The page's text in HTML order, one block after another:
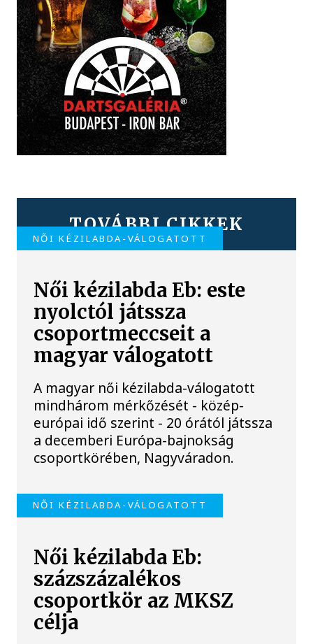
TOVÁBBI CIKKEK
NŐI KÉZILABDA-VÁLOGATOTT
Női kézilabda Eb: este
nyolctól játssza
csoportmeccseit a
magyar válogatott
A magyar női kézilabda-válogatott
mindhárom mérkőzését - közép-
európai idő szerint - 20 órától játssza
a decemberi Európa-bajnokság
csoportkörében, Nagyváradon.
NŐI KÉZILABDA-VÁLOGATOTT
Női kézilabda Eb:
százszázalékos
csoportkör az MKSZ
célja